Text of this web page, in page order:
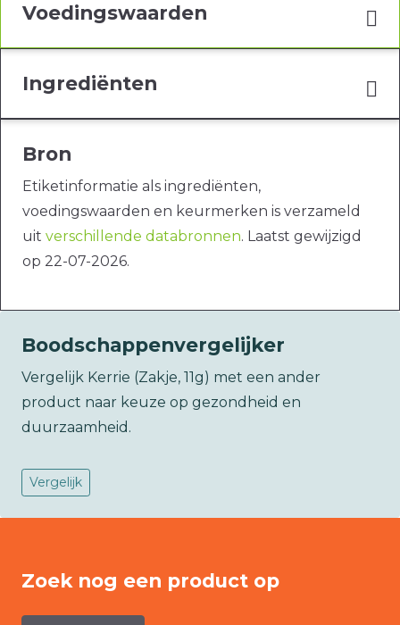
Voedingswaarden
Ingrediënten
Bron
Etiketinformatie als ingrediënten,
voedingswaarden en keurmerken is verzameld
uit verschillende databronnen. Laatst gewijzigd
op 22-07-2026.
Boodschappenvergelijker
Vergelijk Kerrie (Zakje, 11g) met een ander
product naar keuze op gezondheid en
duurzaamheid.
Vergelijk
Zoek nog een product op